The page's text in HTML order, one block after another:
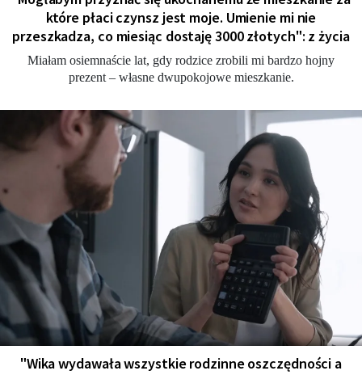
które płaci czynsz jest moje. Umienie mi nie
przeszkadza, co miesiąc dostaję 3000 złotych": z życia
Miałam osiemnaście lat, gdy rodzice zrobili mi bardzo hojny
prezent – własne dwupokojowe mieszkanie.
"Wika wydawała wszystkie rodzinne oszczędności a